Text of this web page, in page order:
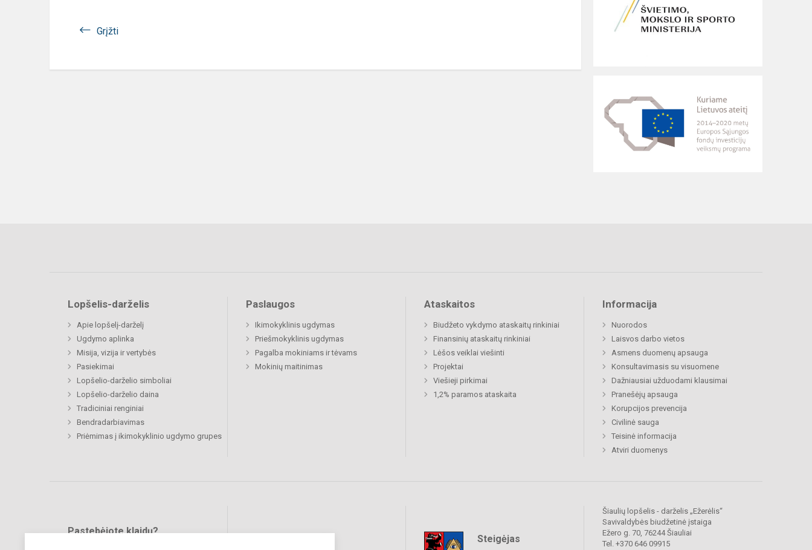
Grįžti
Lopšelis-darželis
Apie lopšelį-darželį
Ugdymo aplinka
Misija, vizija ir vertybės
Pasiekimai
Lopšelio-darželio simboliai
Lopšelio-darželio daina
Tradiciniai renginiai
Bendradarbiavimas
Priėmimas į ikimokyklinio ugdymo grupes
Paslaugos
Ikimokyklinis ugdymas
Priešmokyklinis ugdymas
Pagalba mokiniams ir tėvams
Mokinių maitinimas
Ataskaitos
Biudžeto vykdymo ataskaitų rinkiniai
Finansinių ataskaitų rinkiniai
Lėšos veiklai viešinti
Projektai
Viešieji pirkimai
1,2% paramos ataskaita
Informacija
Nuorodos
Laisvos darbo vietos
Asmens duomenų apsauga
Konsultavimasis su visuomene
Dažniausiai užduodami klausimai
Pranešėjų apsauga
Korupcijos prevencija
Civilinė sauga
Teisinė informacija
Atviri duomenys
Pastebėjote klaidų?
Steigėjas
Šiaulių lopšelis - darželis „Ežerėlis“
Savivaldybės biudžetinė įstaiga
Ežero g. 70, 76244 Šiauliai
Tel. +370 646 09915